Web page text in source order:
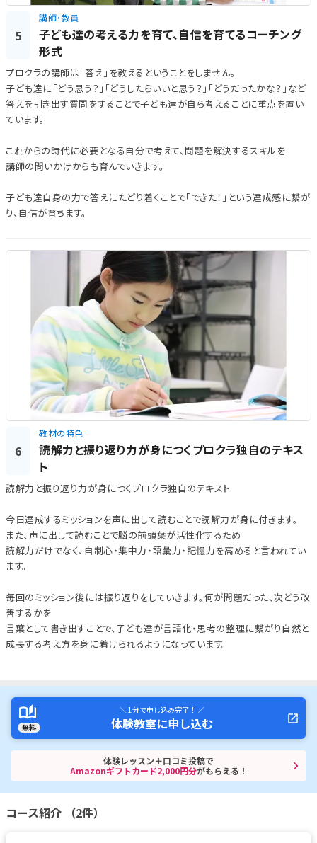
5
講師・教員
子ども達の考える力を育て、自信を育てるコーチング
形式
プロクラの講師は「答え」を教えるということをしません。
子ども達に「どう思う？」「どうしたらいいと思う？」「どうだったかな？」など
答えを引き出す質問をすることで子ども達が自ら考えることに重点を置い
ています。
これからの時代に必要となる自分で考えて、問題を解決するスキルを
講師の問いかけからも育んでいきます。
子ども達自身の力で答えにたどり着くことで「できた！」という達成感に繋が
り、自信が育ちます。
6
教材の特色
読解力と振り返り力が身につくプロクラ独自のテキス
ト
読解力と振り返り力が身につくプロクラ独自のテキスト
今日達成するミッションを声に出して読むことで読解力が身に付きます。
また、声に出して読むことで脳の前頭葉が活性化するため
読解力だけでなく、自制心・集中力・語彙力・記憶力を高めると言われてい
ます。
毎回のミッション後には振り返りをしていきます。何が問題だった、次どう改
善するかを
言葉として書き出すことで、子ども達が言語化・思考の整理に繋がり自然と
成長する考え方を身に着けられるようになっています。
無料
＼ 1分で申し込み完了！ ／
体験教室に申し込む
体験レッスン＋口コミ投稿で
Amazonギフトカード2,000円分がもらえる！
コース紹介 （2件）